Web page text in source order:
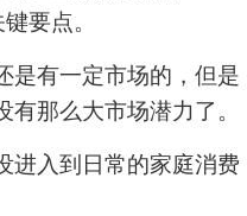
要点。
有一定市场的，但是
那么大市场潜力了。
入到日常的家庭消费